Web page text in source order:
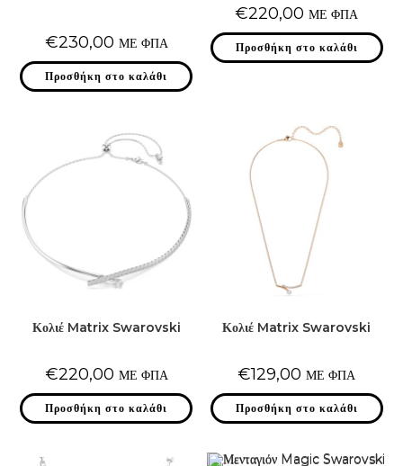
€230,00 ΜΕ ΦΠΑ
Προσθήκη στο καλάθι
€220,00 ΜΕ ΦΠΑ
Προσθήκη στο καλάθι
Κολιέ Matrix Swarovski
€220,00 ΜΕ ΦΠΑ
Προσθήκη στο καλάθι
Κολιέ Matrix Swarovski
€129,00 ΜΕ ΦΠΑ
Προσθήκη στο καλάθι